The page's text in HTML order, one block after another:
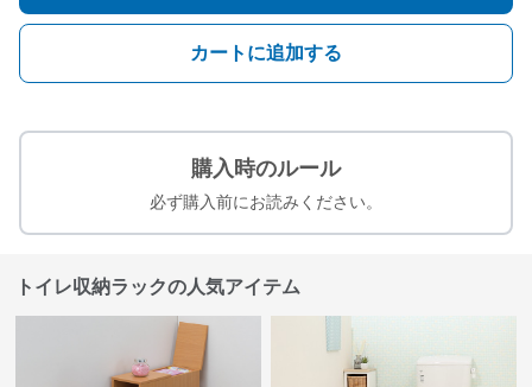
カートに追加する
購入時のルール
必ず購入前にお読みください。
トイレ収納ラックの人気アイテム